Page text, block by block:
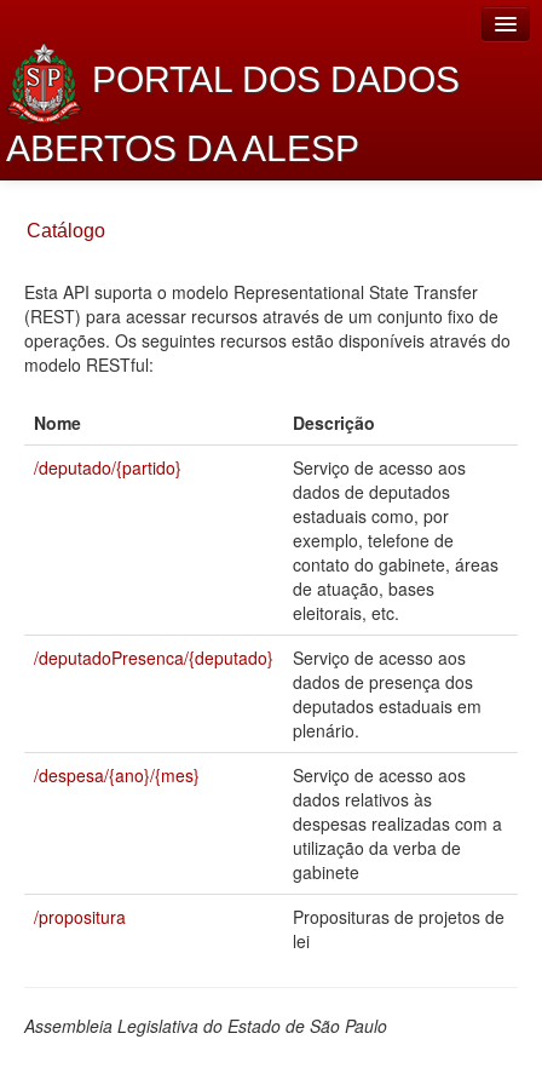
PORTAL DOS DADOS
ABERTOS DA ALESP
Sobre o projeto
Dados Abertos Alesp
Lei de Acesso à Informação
Planejamento
Catálogo de dados
Legislação
Perguntas frequentes
Catálogo
Esta API suporta o modelo Representational State Transfer
(REST) para acessar recursos através de um conjunto fixo de
operações. Os seguintes recursos estão disponíveis através do
modelo RESTful:
Nome
Descrição
/deputado/{partido}
Serviço de acesso aos
dados de deputados
estaduais como, por
exemplo, telefone de
contato do gabinete, áreas
de atuação, bases
eleitorais, etc.
/deputadoPresenca/{deputado}
Serviço de acesso aos
dados de presença dos
deputados estaduais em
plenário.
/despesa/{ano}/{mes}
Serviço de acesso aos
dados relativos às
despesas realizadas com a
utilização da verba de
gabinete
/propositura
Proposituras de projetos de
lei
Assembleia Legislativa do Estado de São Paulo